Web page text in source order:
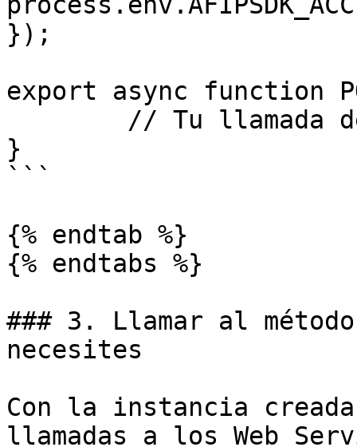
});
export async function
}
```
{% endtab %}
{% endtabs %}
### 3. Llamar al
necesites
Con la instancia
llamadas a los Web